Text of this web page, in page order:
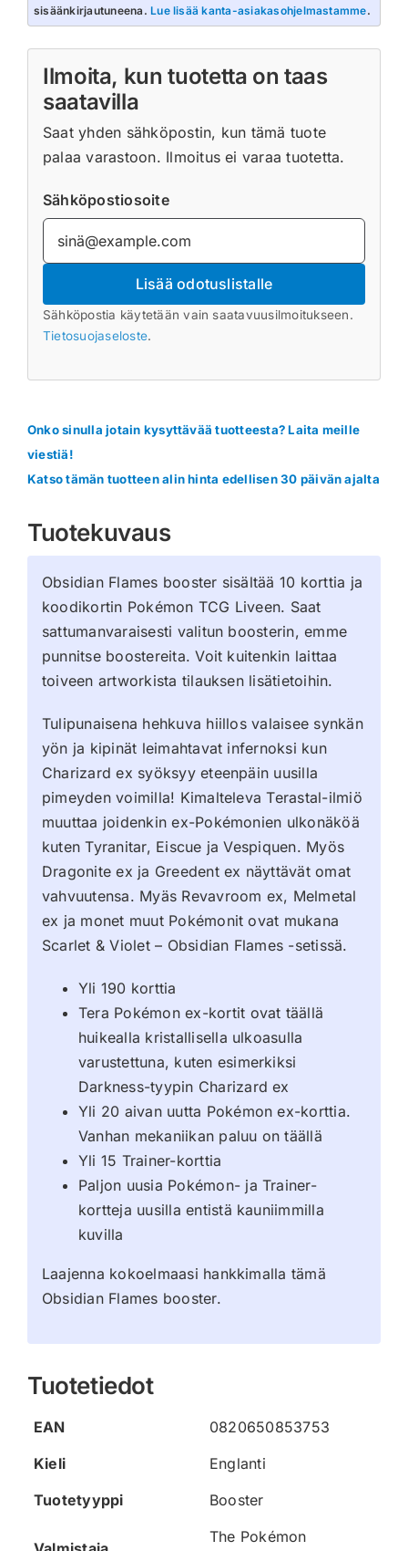
sisäänkirjautuneena.Lue lisää kanta-asiakasohjelmastamme.
Ilmoita, kun tuotetta on taas
saatavilla
Saat yhden sähköpostin, kun tämä tuote
palaa varastoon. Ilmoitus ei varaa tuotetta.
Sähköpostiosoite
Lisää odotuslistalle
Sähköpostia käytetään vain saatavuusilmoitukseen.
Tietosuojaseloste.
Onko sinulla jotain kysyttävää tuotteesta? Laita meille
viestiä!
Katso tämän tuotteen alin hinta edellisen 30 päivän ajalta
Tuotekuvaus
Obsidian Flames booster sisältää 10 korttia ja
koodikortin Pokémon TCG Liveen. Saat
sattumanvaraisesti valitun boosterin, emme
punnitse boostereita. Voit kuitenkin laittaa
toiveen artworkista tilauksen lisätietoihin.
Tulipunaisena hehkuva hiillos valaisee synkän
yön ja kipinät leimahtavat infernoksi kun
Charizard ex syöksyy eteenpäin uusilla
pimeyden voimilla! Kimalteleva Terastal-ilmiö
muuttaa joidenkin ex-Pokémonien ulkonäköä
kuten Tyranitar, Eiscue ja Vespiquen. Myös
Dragonite ex ja Greedent ex näyttävät omat
vahvuutensa. Myäs Revavroom ex, Melmetal
ex ja monet muut Pokémonit ovat mukana
Scarlet & Violet – Obsidian Flames -setissä.
Yli 190 korttia
Tera Pokémon ex-kortit ovat täällä
huikealla kristallisella ulkoasulla
varustettuna, kuten esimerkiksi
Darkness-tyypin Charizard ex
Yli 20 aivan uutta Pokémon ex-korttia.
Vanhan mekaniikan paluu on täällä
Yli 15 Trainer-korttia
Paljon uusia Pokémon- ja Trainer-
kortteja uusilla entistä kauniimmilla
kuvilla
Laajenna kokoelmaasi hankkimalla tämä
Obsidian Flames booster.
Tuotetiedot
EAN
0820650853753
Kieli
Englanti
Tuotetyyppi
Booster
The Pokémon